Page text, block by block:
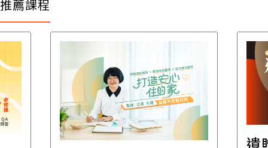
推薦課程
遺